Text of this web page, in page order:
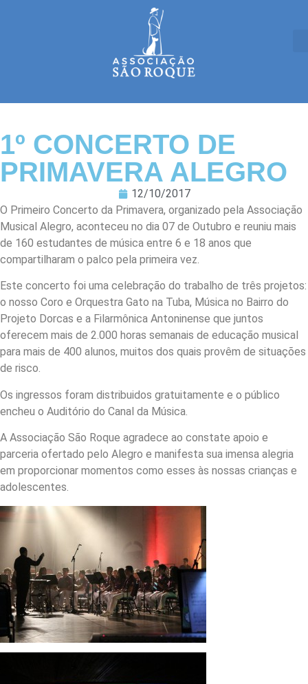
1º CONCERTO DE
PRIMAVERA ALEGRO
12/10/2017
O Primeiro Concerto da Primavera, organizado pela Associação
Musical Alegro, aconteceu no dia 07 de Outubro e reuniu mais
de 160 estudantes de música entre 6 e 18 anos que
compartilharam o palco pela primeira vez.
Este concerto foi uma celebração do trabalho de três projetos:
o nosso Coro e Orquestra Gato na Tuba, Música no Bairro do
Projeto Dorcas e a Filarmônica Antoninense que juntos
oferecem mais de 2.000 horas semanais de educação musical
para mais de 400 alunos, muitos dos quais provêm de situações
de risco.
Os ingressos foram distribuidos gratuitamente e o público
encheu o Auditório do Canal da Música.
A Associação São Roque agradece ao constate apoio e
parceria ofertado pelo Alegro e manifesta sua imensa alegria
em proporcionar momentos como esses às nossas crianças e
adolescentes.